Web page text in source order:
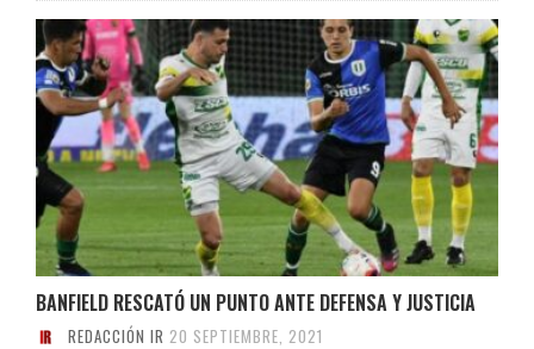
BANFIELD RESCATÓ UN PUNTO ANTE DEFENSA Y JUSTICIA
REDACCIÓN IR 20 SEPTIEMBRE, 2021